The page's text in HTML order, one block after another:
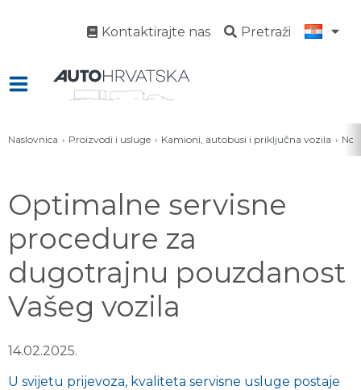
Kontaktirajte nas Pretraži
Naslovnica Proizvodi i usluge Kamioni, autobusi i priključna vozila
Optimalne servisne
procedure za
dugotrajnu pouzdanost
Vašeg vozila
14.02.2025.
U svijetu prijevoza, kvaliteta servisne usluge postaje